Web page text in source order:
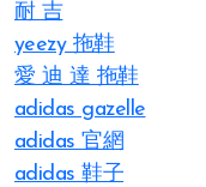
耐 吉
yeezy 拖鞋
愛 迪 達 拖鞋
adidas gazelle
adidas 官網
adidas 鞋子